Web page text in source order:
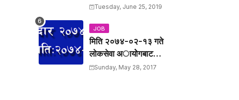
उल्लेख गर्नुहोस् ।
Tuesday, June 25, 2019
JOB
मिति २०७४-०२-१३ गते
लाेकसेवा अायोेगबाट
लिर्इएकाे खरिदार पदकाे पश्न
Sunday, May 28, 2017